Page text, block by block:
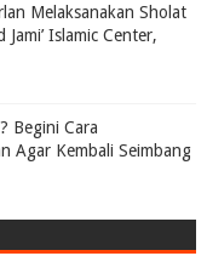
Melaksanakan Sholat
Islamic Center,
Begini Cara
Agar Kembali Seimbang